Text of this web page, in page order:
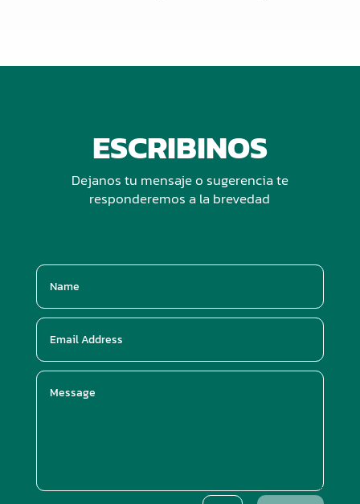
ESCRIBINOS
Dejanos tu mensaje o sugerencia te
responderemos a la brevedad